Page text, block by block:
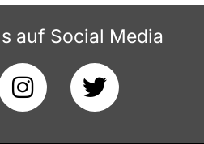
auf Social Media
I
n
s
T
w
i